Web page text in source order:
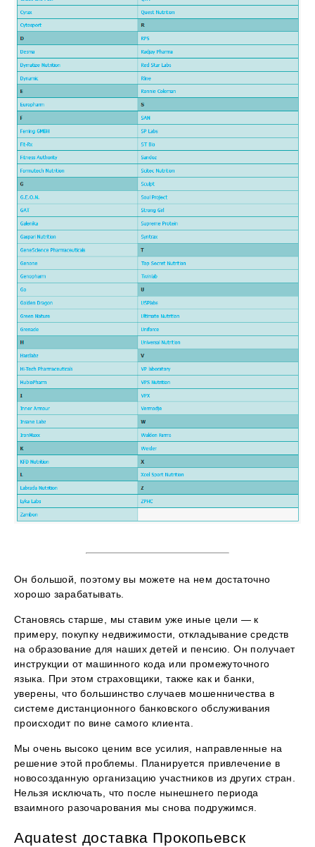
Он большой, поэтому вы можете на нем достаточно
хорошо зарабатывать.
Становясь старше, мы ставим уже иные цели — к
примеру, покупку недвижимости, откладывание средств
на образование для наших детей и пенсию. Он получает
инструкции от машинного кода или промежуточного
языка. При этом страховщики, также как и банки,
уверены, что большинство случаев мошенничества в
системе дистанционного банковского обслуживания
происходит по вине самого клиента.
Мы очень высоко ценим все усилия, направленные на
решение этой проблемы. Планируется привлечение в
новосозданную организацию участников из других стран.
Нельзя исключать, что после нынешнего периода
взаимного разочарования мы снова подружимся.
Aquatest доставка Прокопьевск